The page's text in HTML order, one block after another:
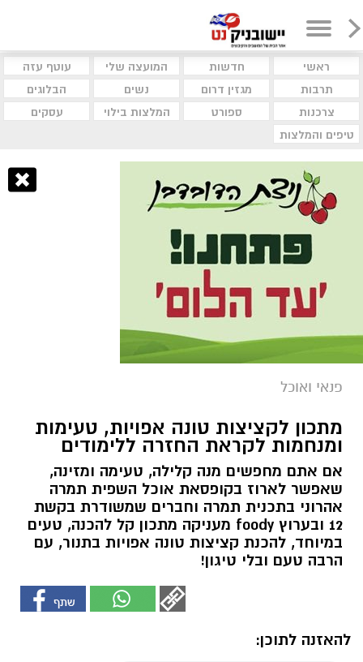
ראשי חדשות המועצה שלי
עוטף עזה
תרבות
מגזין דרום נשים
הבלוגים
צרכנות
ספורט המלצות בילוי
עסקים
טיפים והמלצות
פנאי ואוכל
מתכון לקציצות טונה אפויות, טעימות
ומנחמות לקראת החזרה ללימודים
אם אתם מחפשים מנה קלילה, טעימה ומזינה,
שאפשר לארוז בקופסאת אוכל השפית תמרה
אהרוני בתכנית תמרה וחברים שמשודרת בקשת
12 ובערוץ foody מעניקה מתכון קל להכנה, טעים
במיוחד, להכנת קציצות טונה אפויות בתנור, עם
הרבה טעם ובלי טיגון!
להאזנה לתוכן: